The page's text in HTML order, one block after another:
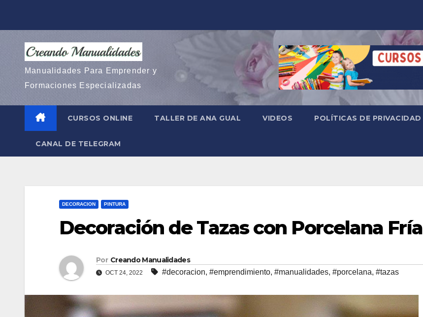
Manualidades Para Emprender y
Formaciones Especializadas
CURSOS ONLINE TALLER DE ANA GUAL VIDEOS POLÍTICAS DE PRIVACIDAD
CANAL DE TELEGRAM
DECORACION PINTURA
Decoración de Tazas con Porcelana Fría
Por Creando Manualidades
OCT 24, 2022 #decoracion, #emprendimiento, #manualidades, #porcelana, #tazas